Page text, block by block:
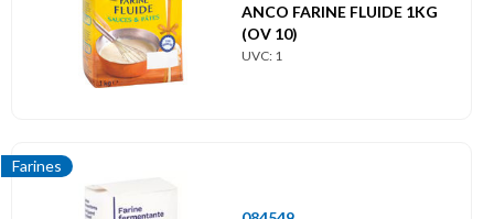
ANCO FARINE FLUIDE 1KG
(OV 10)
UVC: 1
Farines